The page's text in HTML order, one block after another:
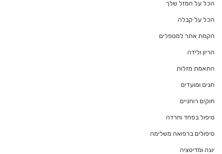
הכל על המזל שלך
הכל על קבלה
הקמת אתר למטפלים
הריון ולידה
התאמת מזלות
חגים ומועדים
חוקים רוחניים
טיפול בפחד וחרדה
טיפולים ברפואה משלימה
יוגה ומדיטציה